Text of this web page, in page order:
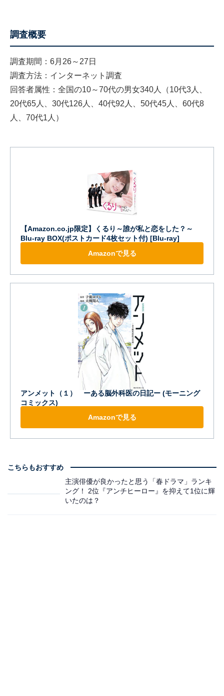
調査概要
調査期間：6月26～27日
調査方法：インターネット調査
回答者属性：全国の10～70代の男女340人（10代3人、
20代65人、30代126人、40代92人、50代45人、60代8
人、70代1人）
【Amazon.co.jp限定】くるり～誰が私と恋をした？～
Blu-ray BOX(ポストカード4枚セット付) [Blu-ray]
Amazonで見る
アンメット（１） ーある脳外科医の日記ー (モーニング
コミックス)
Amazonで見る
こちらもおすすめ
主演俳優が良かったと思う「春ドラマ」ランキ
ング！ 2位『アンチヒーロー』を抑えて1位に輝
いたのは？